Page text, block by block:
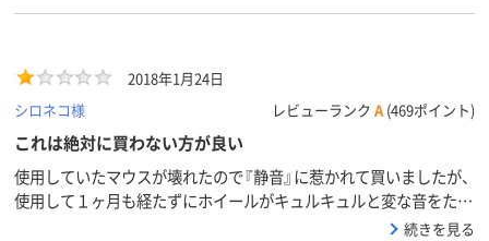
2018年1月24日
シロネコ様
レビューランク A (469ポイント)
これは絶対に買わない方が良い
使用していたマウスが壊れたので『静音』に惹かれて買いましたが、
使用して１ヶ月も経たずにホイールがキュルキュルと変な音をたて
始めました。もう静音ではなくなりました。そしてストレスの元で
続きを見る